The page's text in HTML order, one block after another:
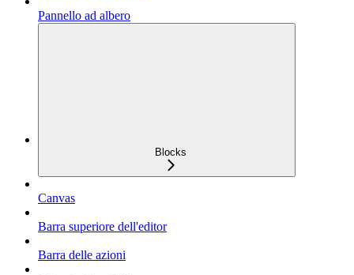
Pannello ad albero
Blocks
Canvas
Barra superiore dell'editor
Barra delle azioni